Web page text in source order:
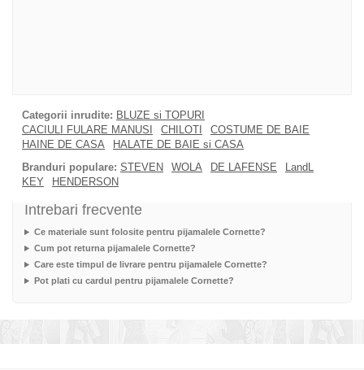
Categorii inrudite: BLUZE si TOPURI
CACIULI FULARE MANUSI
CHILOTI
COSTUME DE BAIE
HAINE DE CASA
HALATE DE BAIE si CASA
Branduri populare: STEVEN WOLA DE LAFENSE
LandL
KEY
HENDERSON
Intrebari frecvente
Ce materiale sunt folosite pentru pijamalele Cornette?
Cum pot returna pijamalele Cornette?
Care este timpul de livrare pentru pijamalele Cornette?
Pot plati cu cardul pentru pijamalele Cornette?